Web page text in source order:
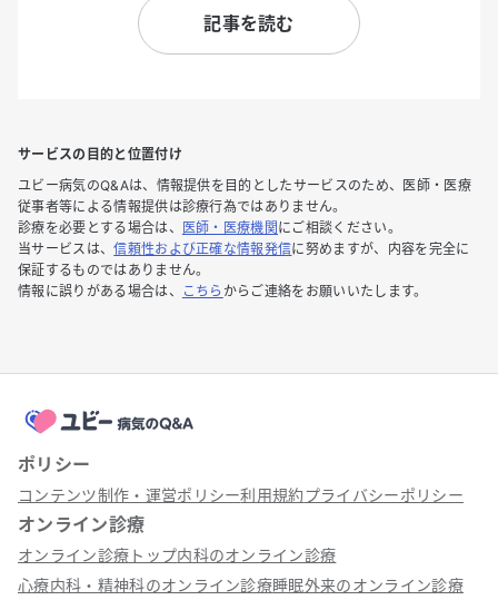
記事を読む
サービスの目的と位置付け
ユビー病気のQ&Aは、情報提供を目的としたサービスのため、医師・医療
従事者等による情報提供は診療行為ではありません。
診療を必要とする場合は、
医師・医療機関 にご相談ください。
当サービスは、信頼性および正確な情報発信に努めますが、内容を完全に
保証するものではありません。
情報に誤りがある場合は、
こちら からご連絡をお願いいたします。
ポリシー
コンテンツ制作・運営ポリシー利用規約プライバシーポリシー
オンライン診療
オンライン診療トップ内科のオンライン診療
心療内科・精神科のオンライン診療睡眠外来のオンライン診療